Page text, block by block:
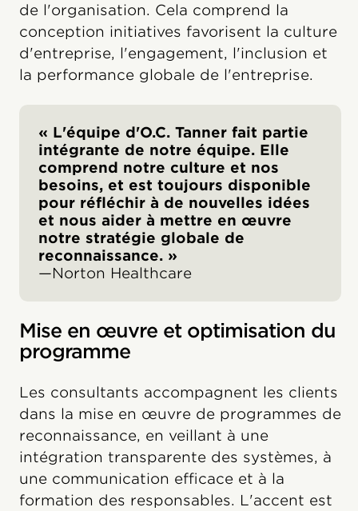
de l'organisation. Cela comprend la
conception initiatives favorisent la culture
d'entreprise, l'engagement, l'inclusion et
la performance globale de l'entreprise.
« L'équipe d'O.C. Tanner fait partie
intégrante de notre équipe. Elle
comprend notre culture et nos
besoins, et est toujours disponible
pour réfléchir à de nouvelles idées
et nous aider à mettre en œuvre
notre stratégie globale de
reconnaissance. »
‍—Norton Healthcare
Mise en œuvre et optimisation du
programme
Les consultants accompagnent les clients
dans la mise en œuvre de programmes de
reconnaissance, en veillant à une
intégration transparente des systèmes, à
une communication efficace et à la
formation des responsables. L'accent est